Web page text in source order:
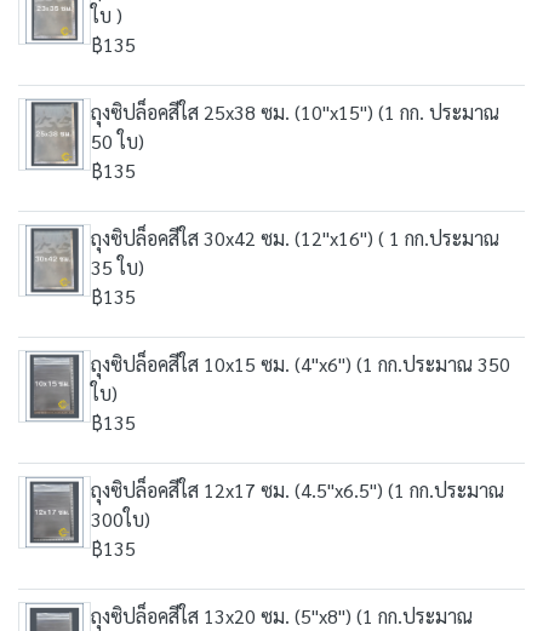
ใบ )
฿135
ถุงซิปล็อคสีใส 25x38 ซม. (10"x15") (1 กก. ประมาณ
50 ใบ)
฿135
ถุงซิปล็อคสีใส 30x42 ซม. (12"x16") ( 1 กก.ประมาณ
35 ใบ)
฿135
ถุงซิปล็อคสีใส 10x15 ซม. (4"x6") (1 กก.ประมาณ 350
ใบ)
฿135
ถุงซิปล็อคสีใส 12x17 ซม. (4.5"x6.5") (1 กก.ประมาณ
300ใบ)
฿135
ถุงซิปล็อคสีใส 13x20 ซม. (5"x8") (1 กก.ประมาณ